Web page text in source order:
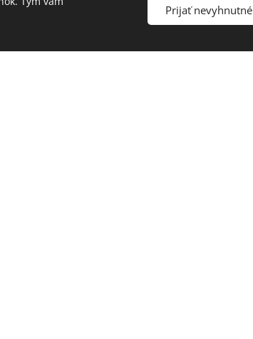
Prijať nevyhnutné